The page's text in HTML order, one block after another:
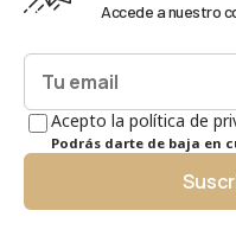
Accede a nuestro
Acepto la política de
Podrás darte de baja en